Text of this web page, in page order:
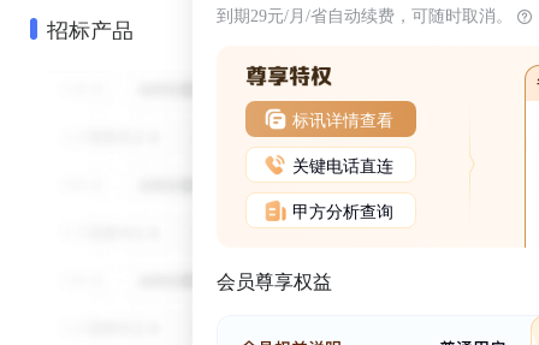
招标产品 到期29元/月/省自动续费，可随时取消。
标讯详情查看
关键电话直连
甲方分析查询
会员尊享权益